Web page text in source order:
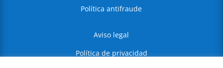
Política antifraude
Aviso legal
Política de privacidad